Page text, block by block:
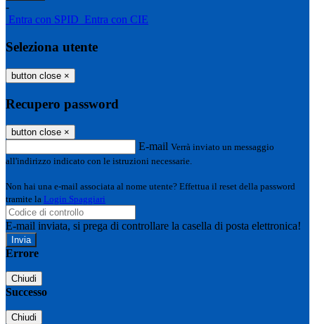
-
Entra con SPID Entra con CIE
Seleziona utente
button close ×
Recupero password
button close ×
E-mail Verrà inviato un messaggio
all'indirizzo indicato con le istruzioni necessarie.
Non hai una e-mail associata al nome utente? Effettua il reset della password
tramite la Login Spaggiari
E-mail inviata, si prega di controllare la casella di posta elettronica!
Errore
Chiudi
Successo
Chiudi